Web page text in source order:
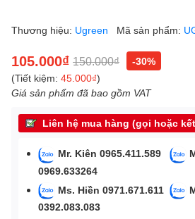
Thương hiệu: Ugreen Mã sản phẩm:
105.000₫ 150.000₫
-30%
(Tiết kiệm: 45.000₫)
Giá sản phẩm đã bao gồm VAT
Liên hệ mua hàng (gọi hoặc
Mr. Kiên 0965.411.589
0969.633264
Ms. Hiền 0971.671.611
0392.083.083